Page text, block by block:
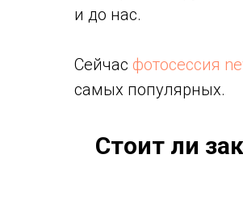
и до нас.
Сейчас фотосессия
самых популярных.
Стоит ли